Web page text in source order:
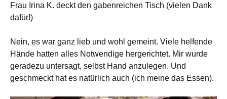
Frau Irina K. deckt den gabenreichen Tisch (vielen Dank
dafür!)
Nein, es war ganz lieb und wohl gemeint. Viele helfende
Hände hatten alles Notwendige hergerichtet. Mir wurde
geradezu untersagt, selbst Hand anzulegen. Und
geschmeckt hat es natürlich auch (ich meine das Essen).